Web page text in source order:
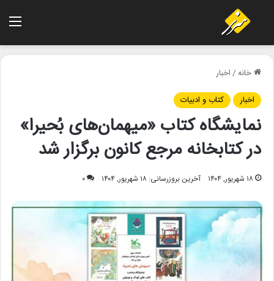
خانه/اخبار
اخبار
کتاب و ادبیات
نمایشگاه کتاب «میهمان‌های بُحیرا»
در کتابخانه مرجع کانون برگزار شد
۱۸ شهریور, ۱۴۰۴ آخرین بروزرسانی: ۱۸ شهریور, ۱۴۰۴ ۰